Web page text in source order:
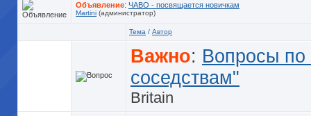
Объявление: ЧАВО - посвящается новичкам
Martini (администратор)
Тема / Автор
Важно: Вопросы по
соседствам"
Britain